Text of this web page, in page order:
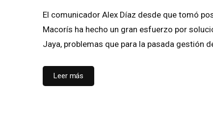
El comunicador Alex Díaz desde que tomó
Macorís ha hecho un gran esfuerzo por
Jaya, problemas que para la pasada gestión
Leer más